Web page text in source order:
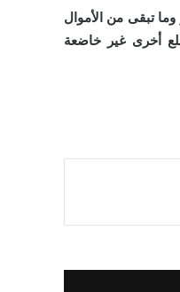
أي الدفعة الثانية البالغة 6 مليارات دولار وما تبقى من الأموال
أخرى غير خاضعة